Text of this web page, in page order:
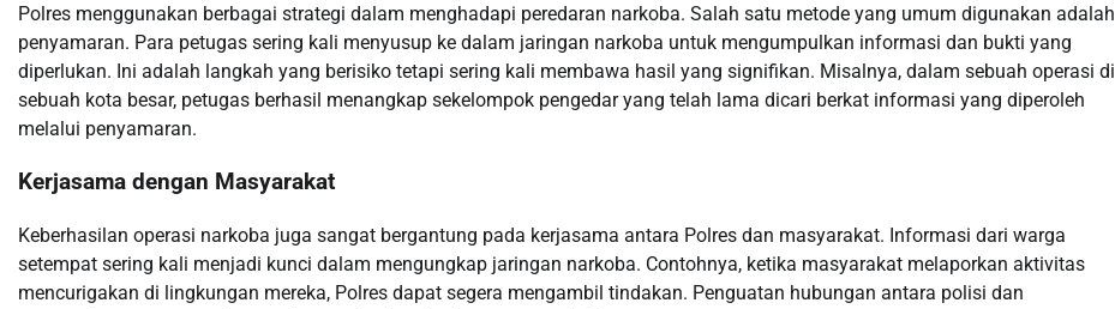
Polres menggunakan berbagai strategi dalam menghadapi peredaran narkoba. Salah satu metode yang umum digunakan adalah
penyamaran. Para petugas sering kali menyusup ke dalam jaringan narkoba untuk mengumpulkan informasi dan bukti yang
diperlukan. Ini adalah langkah yang berisiko tetapi sering kali membawa hasil yang signifikan. Misalnya, dalam sebuah operasi di
sebuah kota besar, petugas berhasil menangkap sekelompok pengedar yang telah lama dicari berkat informasi yang diperoleh
melalui penyamaran.
Kerjasama dengan Masyarakat
Keberhasilan operasi narkoba juga sangat bergantung pada kerjasama antara Polres dan masyarakat. Informasi dari warga
setempat sering kali menjadi kunci dalam mengungkap jaringan narkoba. Contohnya, ketika masyarakat melaporkan aktivitas
mencurigakan di lingkungan mereka, Polres dapat segera mengambil tindakan. Penguatan hubungan antara polisi dan